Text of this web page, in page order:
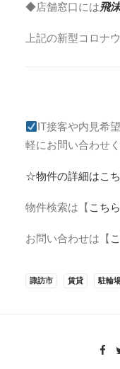
◆店舗窓口には飛
上記の新型コロナ
IT接客や内見希
軽にお問い合わせく
☆物件の詳細はこ
物件検索は【 こち
お問い合わせは【
諏訪市 賃貸 駐輪